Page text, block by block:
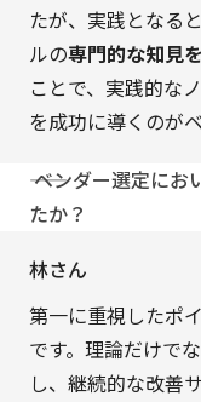
たが、実践となる
ルの専門的な知見
ことで、実践的な
を成功に導くのが
―― ベンダー選定に
たか？
林さん
第一に重視したポイ
です。理論だけで
し、継続的な改善